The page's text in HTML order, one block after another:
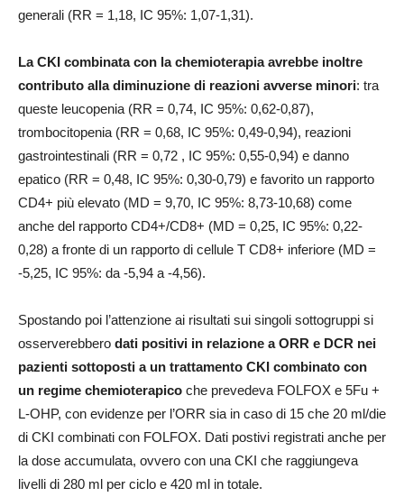
generali (RR = 1,18, IC 95%: 1,07-1,31).
La CKI combinata con la chemioterapia avrebbe inoltre
contributo alla diminuzione di reazioni avverse minori: tra
queste leucopenia (RR = 0,74, IC 95%: 0,62-0,87),
trombocitopenia (RR = 0,68, IC 95%: 0,49-0,94), reazioni
gastrointestinali (RR = 0,72 , IC 95%: 0,55-0,94) e danno
epatico (RR = 0,48, IC 95%: 0,30-0,79) e favorito un rapporto
CD4+ più elevato (MD = 9,70, IC 95%: 8,73-10,68) come
anche del rapporto CD4+/CD8+ (MD = 0,25, IC 95%: 0,22-
0,28) a fronte di un rapporto di cellule T CD8+ inferiore (MD =
-5,25, IC 95%: da -5,94 a -4,56).
Spostando poi l’attenzione ai risultati sui singoli sottogruppi si
osserverebbero dati positivi in relazione a ORR e DCR nei
pazienti sottoposti a un trattamento CKI combinato con
un regime chemioterapico che prevedeva FOLFOX e 5Fu +
L-OHP, con evidenze per l’ORR sia in caso di 15 che 20 ml/die
di CKI combinati con FOLFOX. Dati postivi registrati anche per
la dose accumulata, ovvero con una CKI che raggiungeva
livelli di 280 ml per ciclo e 420 ml in totale.